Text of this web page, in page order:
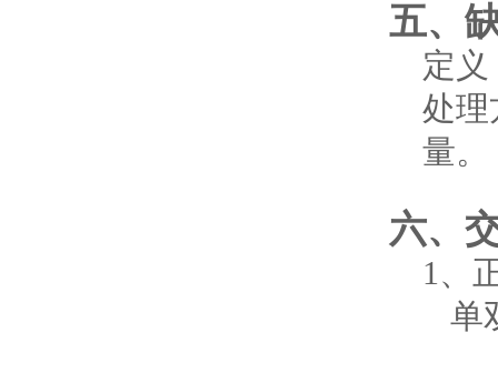
五、
定
处理
量。
六、
1、
单